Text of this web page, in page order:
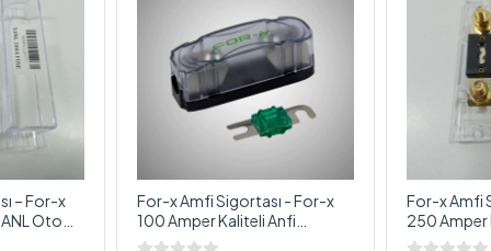
– For-x
Oto
For-x Amfi Sigortası - For-x
100 Amper Kaliteli Anfi
Sigortası
For-x Amfi
250 Amper
Anfi